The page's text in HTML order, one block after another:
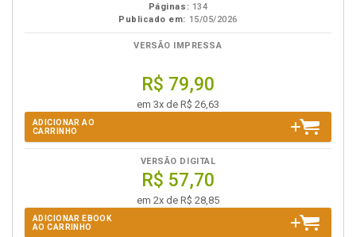
Páginas: 134
Publicado em: 15/05/2026
VERSÃO IMPRESSA
R$ 79,90
em 3x de R$ 26,63
ADICIONAR AO
CARRINHO
VERSÃO DIGITAL
R$ 57,70
em 2x de R$ 28,85
ADICIONAR EBOOK
AO CARRINHO